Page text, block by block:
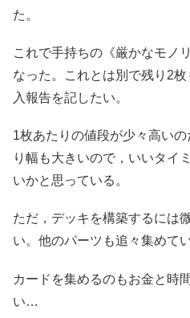
た。
これで手持ちの《厳かなモノ
なった。これとは別で残り2
入報告を記したい。
1枚あたりの値段が少々高い
り幅も大きいので，いいタイ
いかと思っている。
ただ，デッキを構築するには
い。他のパーツも追々集めて
カードを集めるのもお金と時
い…